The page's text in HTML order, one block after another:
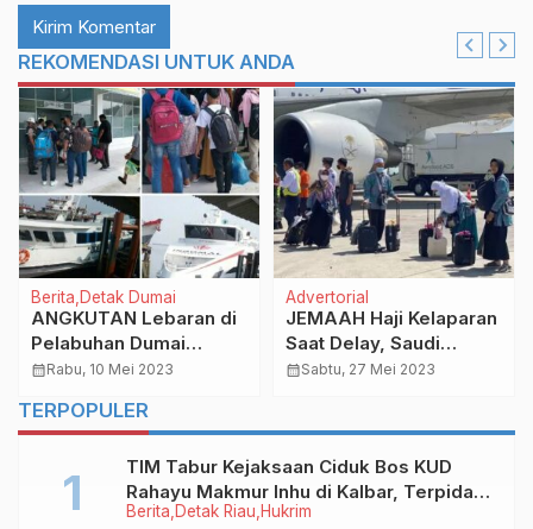
REKOMENDASI UNTUK ANDA
Berita Detak Dumai
ANGKUTAN Lebaran di
Pelabuhan Dumai
Berjalan Tertib dan
calendar_monthRabu, 10 Mei 2023
Advertorial
JEMAAH Haji Kelaparan
Saat Delay, Saudi
Airlines Minta Maaf
calendar_monthSabtu, 27 Mei 2023
TERPOPULER
Berita Detak Riau Hukrim
TIM Tabur Kejaksaan Ciduk Bos KUD
Rahayu Makmur Inhu di Kalbar, Terpidana
Kredit Fiktif Rp2,8 M